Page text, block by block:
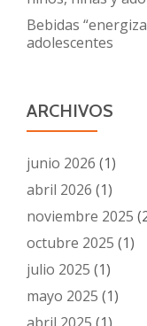
Bebidas
adolescentes
ARCHIVOS
junio 2026 (1)
abril 2026 (1)
noviembre 2025
octubre 2025 (1)
julio 2025 (1)
mayo 2025 (1)